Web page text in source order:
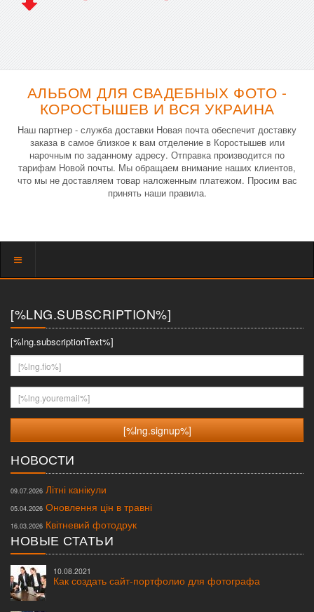
АЛЬБОМ ДЛЯ СВАДЕБНЫХ ФОТО -
КОРОСТЫШЕВ И ВСЯ УКРАИНА
Наш партнер - служба доставки Новая почта обеспечит доставку
заказа в самое близкое к вам отделение в Коростышев или
нарочным по заданному адресу. Отправка производится по
тарифам Новой почты. Мы обращаем внимание наших клиентов,
что мы не доставляем товар наложенным платежом. Просим вас
принять наши правила.
Показать
[%LNG.SUBSCRIPTION%]
[%lng.subscriptionText%]
[%lng.fio%]
[%lng.youremail%]
НОВОСТИ
09.07.2026 Літні канікули
05.04.2026 Оновлення цін в травні
16.03.2026 Квітневий фотодрук
НОВЫЕ СТАТЬИ
10.08.2021
Как создать сайт-портфолио для фотографа